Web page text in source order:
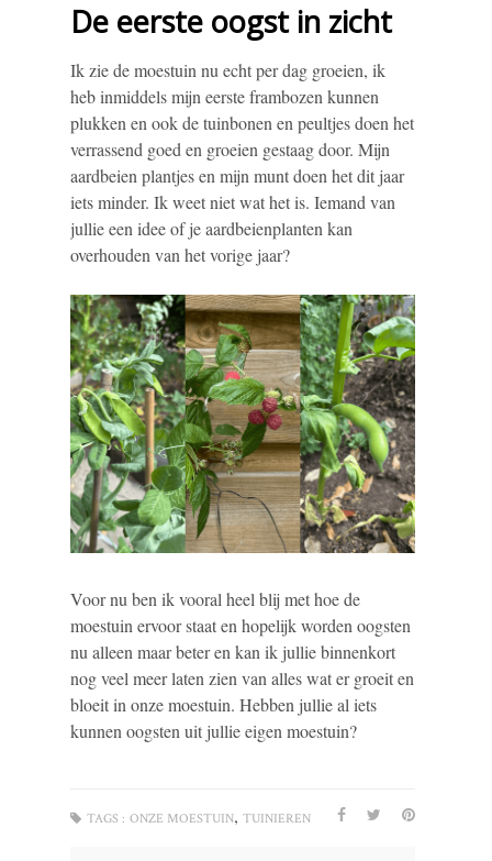
De eerste oogst in zicht
Ik zie de moestuin nu echt per dag groeien, ik
heb inmiddels mijn eerste frambozen kunnen
plukken en ook de tuinbonen en peultjes doen het
verrassend goed en groeien gestaag door. Mijn
aardbeien plantjes en mijn munt doen het dit jaar
iets minder. Ik weet niet wat het is. Iemand van
jullie een idee of je aardbeienplanten kan
overhouden van het vorige jaar?
Voor nu ben ik vooral heel blij met hoe de
moestuin ervoor staat en hopelijk worden oogsten
nu alleen maar beter en kan ik jullie binnenkort
nog veel meer laten zien van alles wat er groeit en
bloeit in onze moestuin. Hebben jullie al iets
kunnen oogsten uit jullie eigen moestuin?
TAGS : ONZE MOESTUIN, TUINIEREN